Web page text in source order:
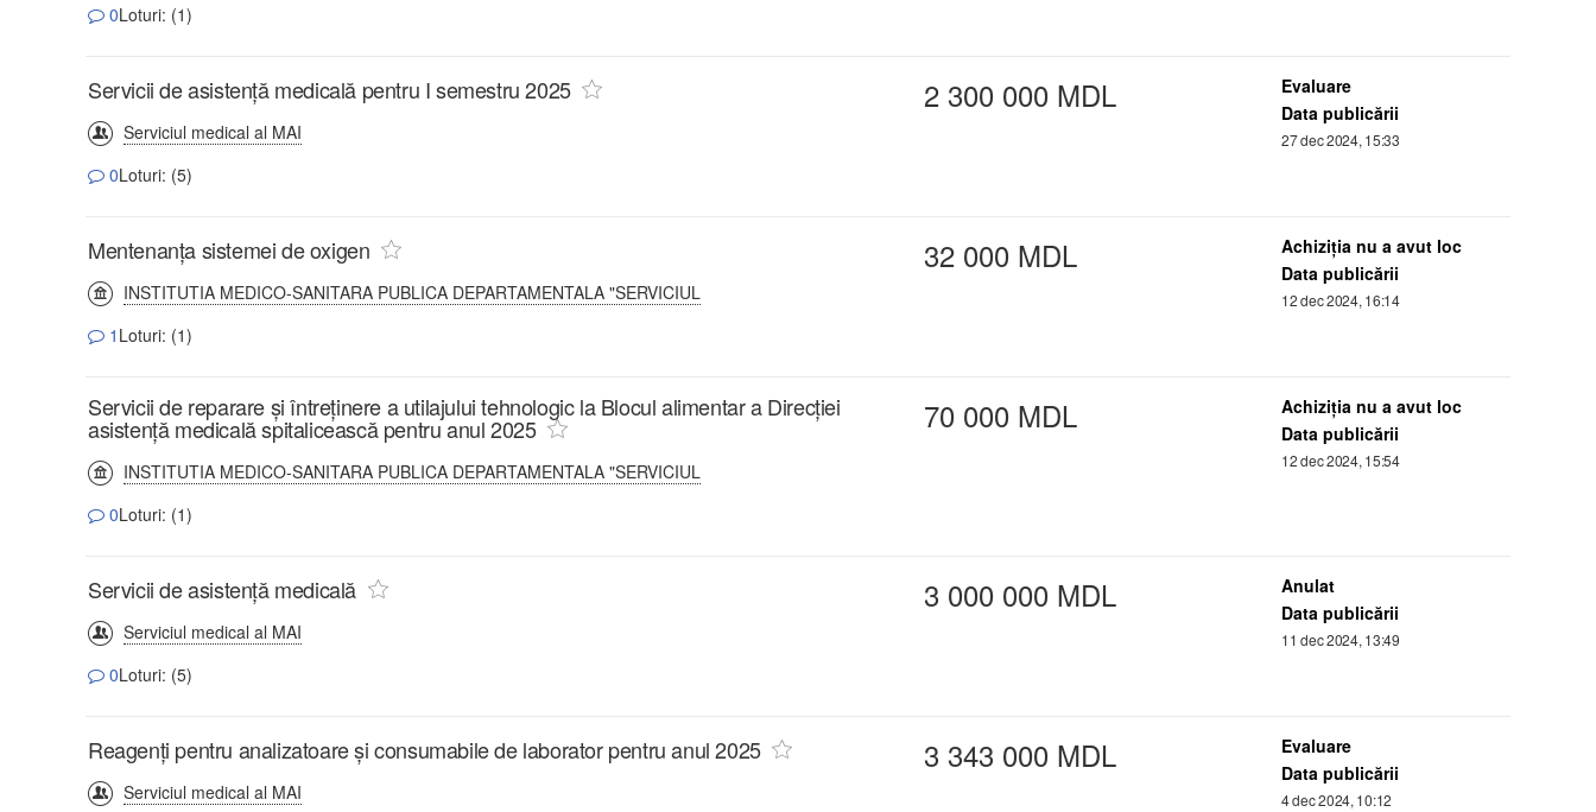
0Loturi: (1)
Servicii de asistență medicală pentru I semestru 2025
Serviciul medical al MAI
0Loturi: (5)
2 300 000 MDL
Evaluare
Data publicării
27 dec 2024, 15:33
Mentenanța sistemei de oxigen
INSTITUTIA MEDICO-SANITARA PUBLICA DEPARTAMENTALA "SERVICIUL
1 Loturi: (1)
32 000 MDL
Achiziţia nu a avut loc
Data publicării
12 dec 2024, 16:14
Servicii de reparare și întreținere a utilajului tehnologic la Blocul alimentar a Direcției
asistență medicală spitalicească pentru anul 2025
INSTITUTIA MEDICO-SANITARA PUBLICA DEPARTAMENTALA "SERVICIUL
0Loturi: (1)
70 000 MDL
Achiziţia nu a avut loc
Data publicării
12 dec 2024, 15:54
Servicii de asistență medicală
Serviciul medical al MAI
0Loturi: (5)
3 000 000 MDL
Anulat
Data publicării
11 dec 2024, 13:49
Reagenți pentru analizatoare și consumabile de laborator pentru anul 2025
Serviciul medical al MAI
3 343 000 MDL
Evaluare
Data publicării
4 dec 2024, 10:12